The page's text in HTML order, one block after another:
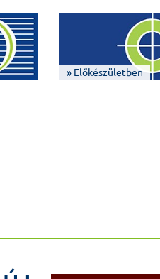
» Előkészületben